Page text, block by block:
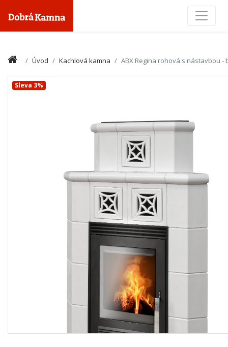
Úvod Kachlová kamna ABX Regina rohová s nástavbou -
Sleva 3%